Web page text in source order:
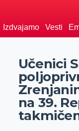
Izdvajamo Vesti
Učenici
na 39.